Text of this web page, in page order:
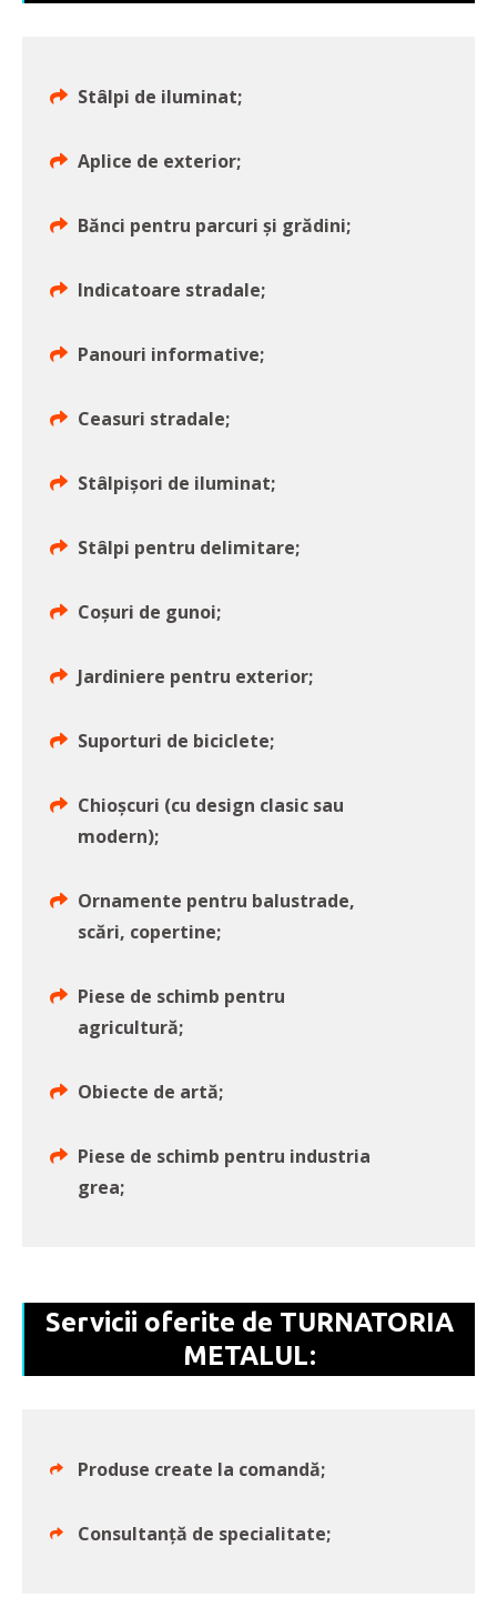
Stâlpi de iluminat;
Aplice de exterior;
Bănci pentru parcuri și grădini;
Indicatoare stradale;
Panouri informative;
Ceasuri stradale;
Stâlpișori de iluminat;
Stâlpi pentru delimitare;
Coșuri de gunoi;
Jardiniere pentru exterior;
Suporturi de biciclete;
Chioșcuri (cu design clasic sau
modern);
Ornamente pentru balustrade,
scări, copertine;
Piese de schimb pentru
agricultură;
Obiecte de artă;
Piese de schimb pentru industria
grea;
Servicii oferite de TURNATORIA
METALUL:
Produse create la comandă;
Consultanță de specialitate;